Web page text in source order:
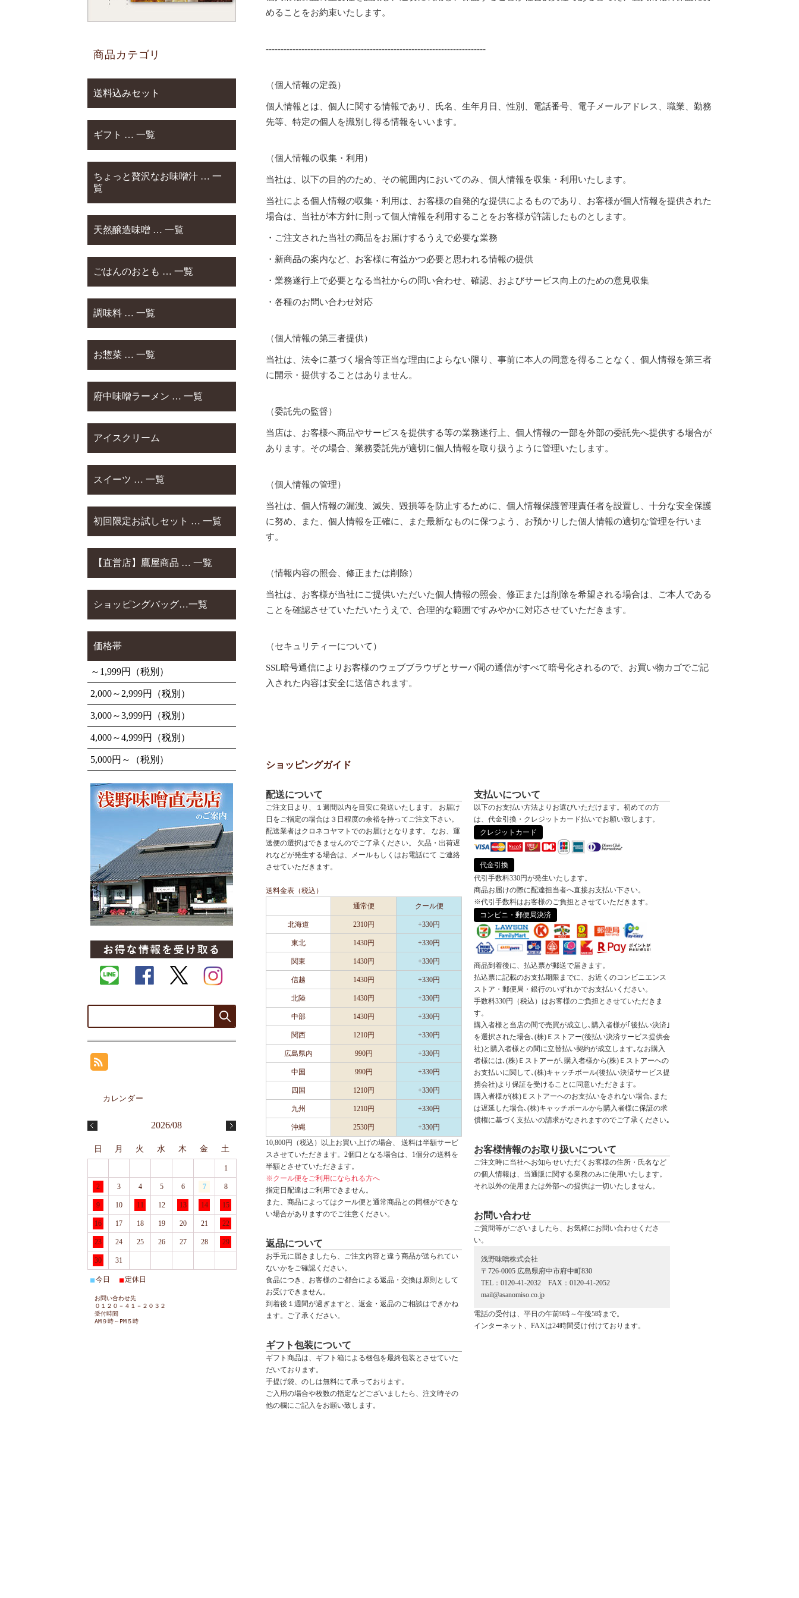
めることをお約束いたします。
--------------------------------------------------------------------------
（個人情報の定義）
個人情報とは、個人に関する情報であり、氏名、生年月日、性別、電話番号、電子メールアドレス、職業、勤務
先等、特定の個人を識別し得る情報をいいます。
（個人情報の収集・利用）
当社は、以下の目的のため、その範囲内においてのみ、個人情報を収集・利用いたします。
当社による個人情報の収集・利用は、お客様の自発的な提供によるものであり、お客様が個人情報を提供された
場合は、当社が本方針に則って個人情報を利用することをお客様が許諾したものとします。
・ご注文された当社の商品をお届けするうえで必要な業務
・新商品の案内など、お客様に有益かつ必要と思われる情報の提供
・業務遂行上で必要となる当社からの問い合わせ、確認、およびサービス向上のための意見収集
・各種のお問い合わせ対応
（個人情報の第三者提供）
当社は、法令に基づく場合等正当な理由によらない限り、事前に本人の同意を得ることなく、個人情報を第三者
に開示・提供することはありません。
（委託先の監督）
当店は、お客様へ商品やサービスを提供する等の業務遂行上、個人情報の一部を外部の委託先へ提供する場合が
あります。その場合、業務委託先が適切に個人情報を取り扱うように管理いたします。
（個人情報の管理）
当社は、個人情報の漏洩、滅失、毀損等を防止するために、個人情報保護管理責任者を設置し、十分な安全保護
に努め、また、個人情報を正確に、また最新なものに保つよう、お預かりした個人情報の適切な管理を行いま
す。
（情報内容の照会、修正または削除）
当社は、お客様が当社にご提供いただいた個人情報の照会、修正または削除を希望される場合は、ご本人である
ことを確認させていただいたうえで、合理的な範囲ですみやかに対応させていただきます。
（セキュリティーについて）
SSL暗号通信によりお客様のウェブブラウザとサーバ間の通信がすべて暗号化されるので、お買い物カゴでご記
入された内容は安全に送信されます。
ショッピングガイド
配送について
ご注文日より、１週間以内を目安に発送いたします。 お届け
日をご指定の場合は３日程度の余裕を持ってご注文下さい。
配送業者はクロネコヤマトでのお届けとなります。 なお、運
送便の選択はできませんのでご了承ください。 欠品・出荷遅
れなどが発生する場合は、メールもしくはお電話にて ご連絡
させていただきます。
送料金表（税込）
通常便
クール便
北海道 2310円 +330円
東北 1430円 +330円
関東 1430円 +330円
信越 1430円 +330円
北陸 1430円 +330円
中部 1430円 +330円
関西 1210円 +330円
広島県内 990円 +330円
中国 990円 +330円
四国 1210円 +330円
九州 1210円 +330円
沖縄 2530円
+330円
10,800円（税込）以上お買い上げの場合、 送料は半額サービ
スさせていただきます。2個口となる場合は、1個分の送料を
半額とさせていただきます。
※クール便をご利用になられる方へ
指定日配達はご利用できません。
また、商品によってはクール便と通常商品との同梱ができな
い場合がありますのでご注意ください。
返品について
お手元に届きましたら、ご注文内容と違う商品が送られてい
ないかをご確認ください。
食品につき、お客様のご都合による返品・交換は原則として
お受けできません。
到着後１週間が過ぎますと、返金・返品のご相談はできかね
ます。ご了承ください。
ギフト包装について
ギフト商品は、ギフト箱による梱包を最終包装とさせていた
だいております。
手提げ袋、のしは無料にて承っております。
ご入用の場合や枚数の指定などございましたら、注文時その
他の欄にご記入をお願い致します。
支払いについて
以下のお支払い方法よりお選びいただけます。初めての方
は、代金引換・クレジットカード払いでお願い致します。
クレジットカード
代金引換
代引手数料330円が発生いたします。
商品お届けの際に配達担当者へ直接お支払い下さい。
※代引手数料はお客様のご負担とさせていただきます。
コンビニ・郵便局決済
商品到着後に、払込票が郵送で届きます。
払込票に記載のお支払期限までに、お近くのコンビニエンス
ストア・郵便局・銀行のいずれかでお支払いください。
手数料330円（税込）はお客様のご負担とさせていただきま
す。
購入者様と当店の間で売買が成立し､購入者様が｢後払い決済｣
を選択された場合､(株)Ｅストアー(後払い決済サービス提供会
社)と購入者様との間に立替払い契約が成立します｡なお購入
者様には､(株)Ｅストアーが､購入者様から(株)Ｅストアーへの
お支払いに関して､(株)キャッチボール(後払い決済サービス提
携会社)より保証を受けることに同意いただきます｡
購入者様が(株)Ｅストアーへのお支払いをされない場合､また
は遅延した場合､(株)キャッチボールから購入者様に保証の求
償権に基づく支払いの請求がなされますのでご了承ください｡
お客様情報のお取り扱いについて
ご注文時に当社へお知らせいただくお客様の住所・氏名など
の個人情報は、当通販に関する業務のみに使用いたします。
それ以外の使用または外部への提供は一切いたしません。
お問い合わせ
ご質問等がございましたら、お気軽にお問い合わせくださ
い。
浅野味噌株式会社
〒726-0005 広島県府中市府中町830
TEL：0120-41-2032 FAX：0120-41-2052
mail@asanomiso.co.jp
電話の受付は、平日の午前9時～午後5時まで。
インターネット、FAXは24時間受け付けております。
商品カテゴリ
送料込みセット
ギフト … 一覧
ちょっと贅沢なお味噌汁 … 一
覧
天然醸造味噌 … 一覧
ごはんのおとも … 一覧
調味料 … 一覧
お惣菜 … 一覧
府中味噌ラーメン … 一覧
アイスクリーム
スイーツ … 一覧
初回限定お試しセット … 一覧
【直営店】鷹屋商品 … 一覧
ショッピングバッグ…一覧
価格帯
～1,999円（税別）
2,000～2,999円（税別）
3,000～3,999円（税別）
4,000～4,999円（税別）
5,000円～（税別）
2026/08
日 月 火 水 木 金 土
1
2 3 4 5 6 7 8
9 10 11 12 13 14 15
16 17 18 19 20 21 22
23 24 25 26 27 28 29
30 31
■今日 ■ 定休日
お問い合わせ先
０１２０－４１－２０３２
受付時間
AM９時～PM５時